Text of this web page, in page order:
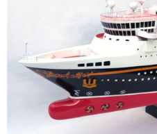
豪華客船 (Luxury Liners)
戦艦 (Battle Ships)
ヨット (Classic Yachts,
ｸﾙｰｻﾞｰ､ｽﾋﾟｰﾄﾞﾎﾞｰﾄ